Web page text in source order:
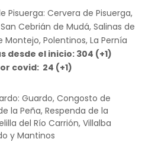
Pisuerga: Cervera de Pisuerga,
Cebrián de Mudá, Salinas de
Montejo, Polentinos, La Pernía
desde el inicio: 304 (+1)
covid: 24 (+1)
Guardo, Congosto de
la Peña, Respenda de la
del Río Carrión, Villalba
y Mantinos